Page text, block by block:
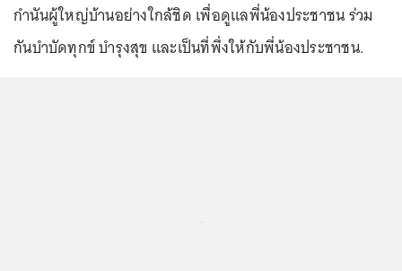
กำนันผู้ใหญ่บ้านอย่างใกล้ชิด เพื่อดูแลพี่น้องประชาชน ร่วม
กันบำบัดทุกข์ บำรุงสุข และเป็นที่พึ่งให้กับพี่น้องประชาชน.